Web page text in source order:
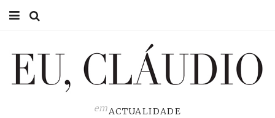
EU CLÁUDIO
emACTUALIDADE